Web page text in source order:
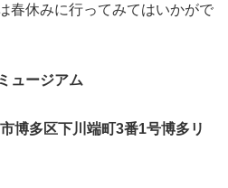
春休みに行ってみてはいかがで
ュージアム
博多区下川端町3番1号博多リ